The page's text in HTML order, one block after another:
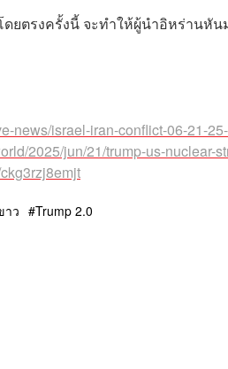
ยตรงครั้งนี้ จะทำให้ผู้นำอิหร่านหัน
news/israel-iran-conflict-06-21-
2025/jun/21/trump-us-nuclear-
าว Trump 2.0